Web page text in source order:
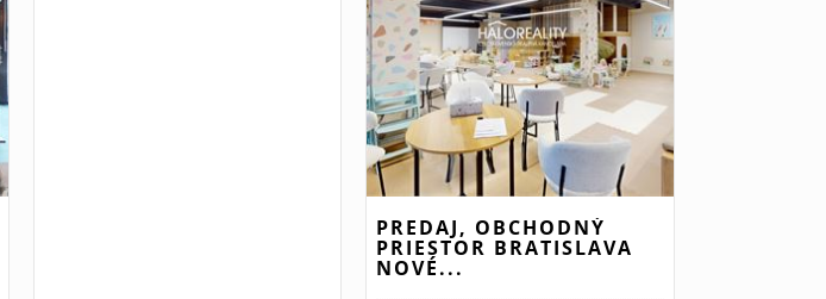
PREDAJ, OBCHODNÝ
PRIESTOR BRATISLAVA
NOVÉ...